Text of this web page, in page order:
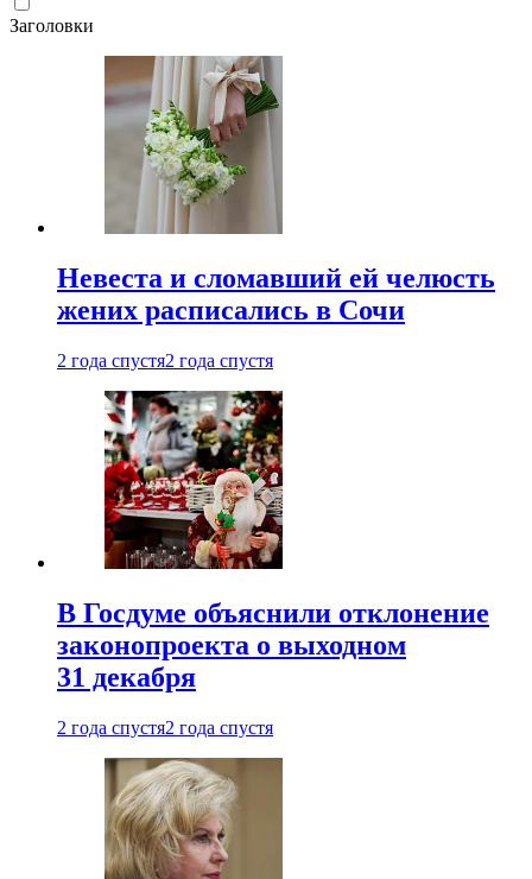
Заголовки
Невеста и сломавший ей челюсть
жених расписались в Сочи
2 года спустя2 года спустя
В Госдуме объяснили отклонение
законопроекта о выходном
31 декабря
2 года спустя2 года спустя